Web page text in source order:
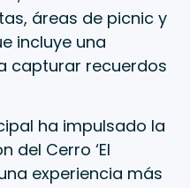
áreas de picnic y
incluye una
capturar recuerdos
ha impulsado la
del Cerro ‘El
experiencia más